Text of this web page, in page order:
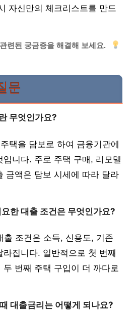
자신만의 체크리스트를 만드
련된 궁금증을 해결해 보세요.
문
무엇인가요?
택을 담보로 하여 금융기관에
입니다. 주로 주택 구매, 리모델
금액은 담보 시세에 따라 달라
한 대출 조건은 무엇인가요?
출 조건은 소득, 신용도, 기존
집니다. 일반적으로 첫 번째
두 번째 주택 구입이 더 까다로
대출금리는 어떻게 되나요?